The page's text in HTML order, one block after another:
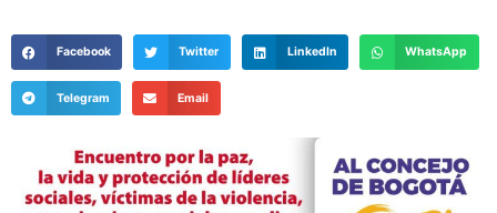
Facebook Twitter LinkedIn WhatsApp
Telegram Email